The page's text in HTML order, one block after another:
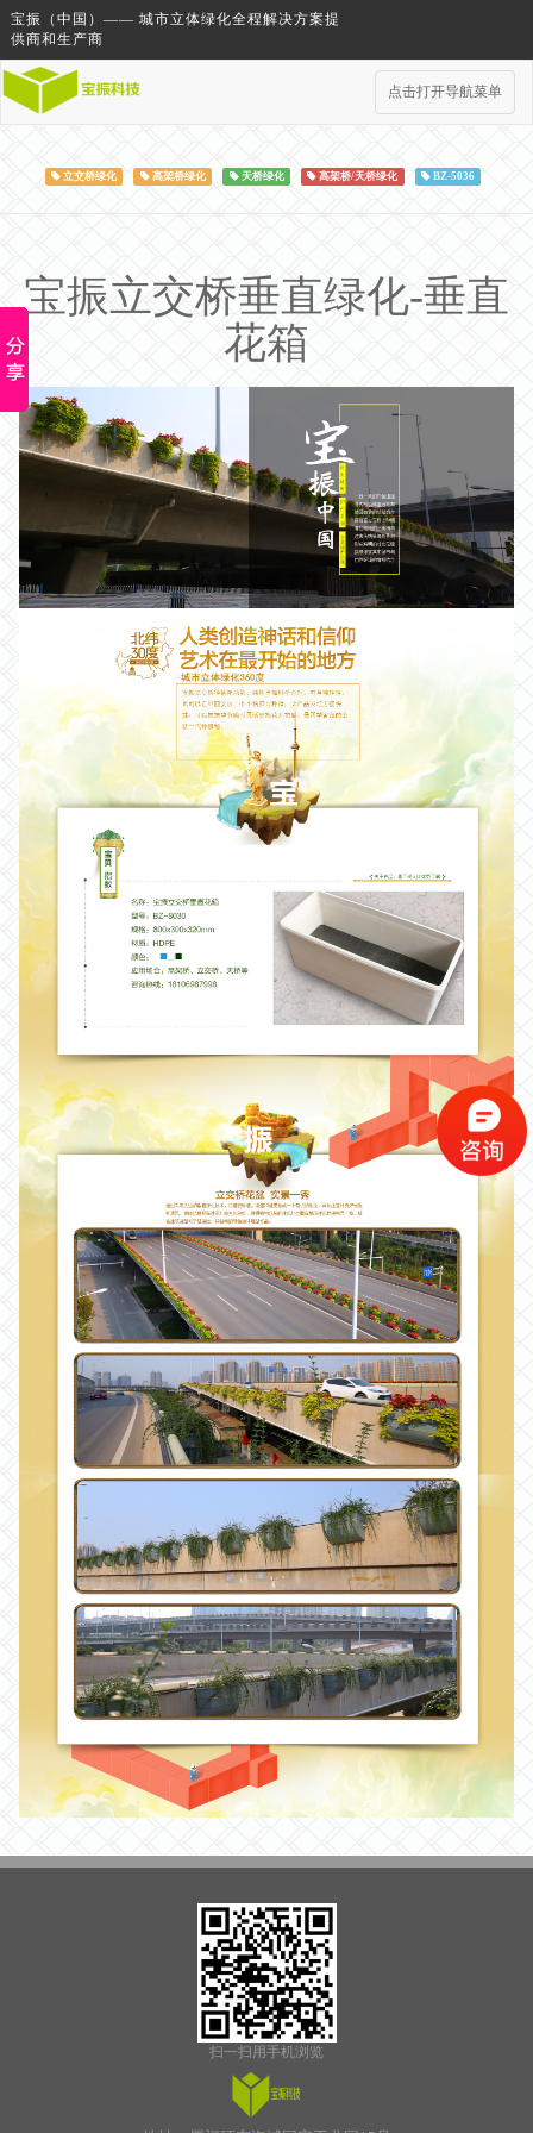
宝振（中国）—— 城市立体绿化全程解决方案提
供商和生产商
点击打开导航菜单
立交桥绿化 高架桥绿化 天桥绿化 高架桥/天桥绿化 BZ-5036
宝振立交桥垂直绿化-垂直
花箱
扫一扫用手机浏览